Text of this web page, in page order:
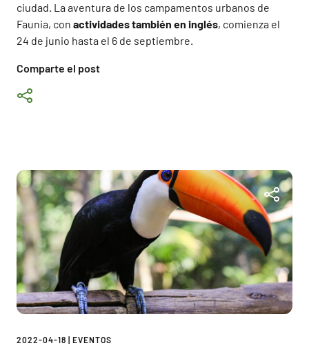
Comparte el post
ciudad. La aventura de los campamentos urbanos de
Faunia, con actividades también en inglés, comienza el
24 de junio hasta el 6 de septiembre.
2022-04-18 EVENTOS